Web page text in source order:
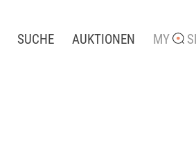
SUCHE AUKTIONEN MY